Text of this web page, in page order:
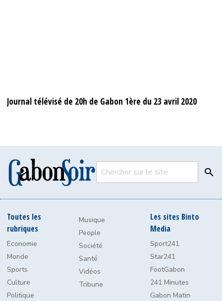
Journal télévisé de 20h de Gabon 1ère du 23 avril 2020
Chercher
Toutes les
rubriques
Economie
Monde
Sports
Culture
Politique
Musique
People
Société
Santé
Vidéos
Tribune
Les sites Binto
Media
Sport241
Star241
FootGabon
241 Minutes
Gabon Matin